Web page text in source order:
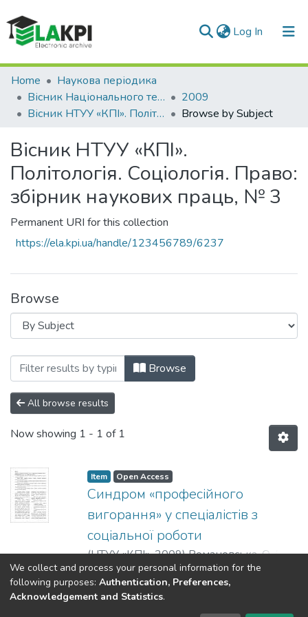
Log In (current)
Communities & Collections
All of DSpace
Home
Наукова періодика
Вісник Національного технічного університету України «Київський політехнічний інститут». Політологія. Соціологія. Право
2009
Вісник НТУУ «КПІ». Політологія. Соціологія. Право: збірник наукових праць, № 3
Browse by Subject
Вісник НТУУ «КПІ».
Політологія. Соціологія. Право:
збірник наукових праць, № 3
Permanent URI for this collection
https://ela.kpi.ua/handle/123456789/6237
Browse
Browsing Вісник НТУУ «КПІ».
Browse
All browse results
Now showing 1 - 1 of 1
Item Open Access
Синдром «професійного
вигорання» у спеціалістів з
соціальної роботи
(НТУУ «КПІ»,2009)Романовська, О. В.;
Спано, А. В.;Romanovska, O. V.;Spano, A.
V. ;Романовская, Е. В.;Спано, А. В.
Show more
We collect and process your personal information for the
following purposes: Authentication, Preferences,
Acknowledgement and Statistics.